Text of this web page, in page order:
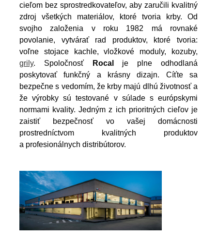
cieľom bez sprostredkovateľov, aby zaručili kvalitný
zdroj všetkých materiálov, ktoré tvoria krby. Od
svojho založenia v roku 1982 má rovnaké
povolanie, vytvárať rad produktov, ktoré tvoria:
voľne stojace kachle, vložkové moduly, kozuby,
grily. Spoločnosť Rocal
je plne odhodlaná
poskytovať funkčný a krásny dizajn. Cíťte sa
bezpečne s vedomím, že krby majú dlhú životnosť a
že výrobky sú testované v súlade s európskymi
normami kvality. Jedným z ich prioritných cieľov je
zaistiť bezpečnosť vo vašej domácnosti
prostredníctvom kvalitných produktov
a profesionálnych distribútorov.